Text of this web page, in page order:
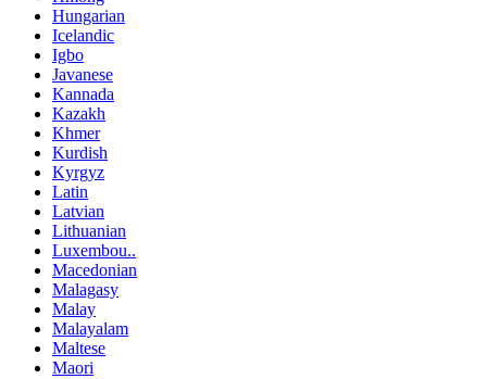
Hungarian
Icelandic
Igbo
Javanese
Kannada
Kazakh
Khmer
Kurdish
Kyrgyz
Latin
Latvian
Lithuanian
Luxembou..
Macedonian
Malagasy
Malay
Malayalam
Maltese
Maori